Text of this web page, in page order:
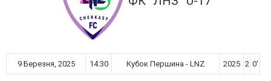
9 Березня, 2025 14:30 Кубок Першина - LNZ 2025 2 0'